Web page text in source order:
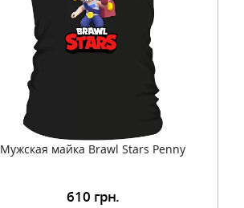
Мужская майка Brawl Stars Penny
610 грн.